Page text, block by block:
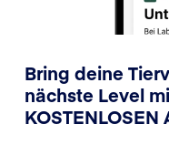
Bring deine
nächste Level
KOSTENLOSEN